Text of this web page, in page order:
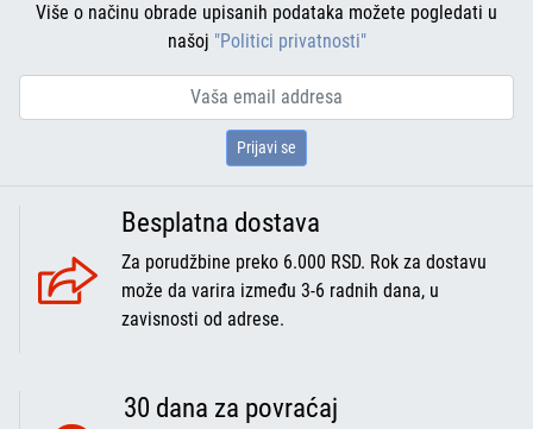
Više o načinu obrade upisanih podataka možete pogledati u
našoj "Politici privatnosti"
Prijavi se
Besplatna dostava
Za porudžbine preko 6.000 RSD. Rok za dostavu
može da varira između 3-6 radnih dana, u
zavisnosti od adrese.
30 dana za povraćaj